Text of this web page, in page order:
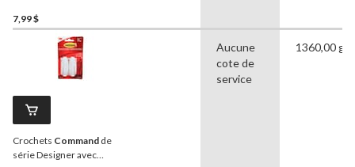
7,99 $
Crochets Command de
série Designer avec
Aucune
cote de
service
1360,00 g